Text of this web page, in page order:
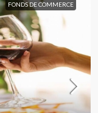
FONDS DE COMMERCE